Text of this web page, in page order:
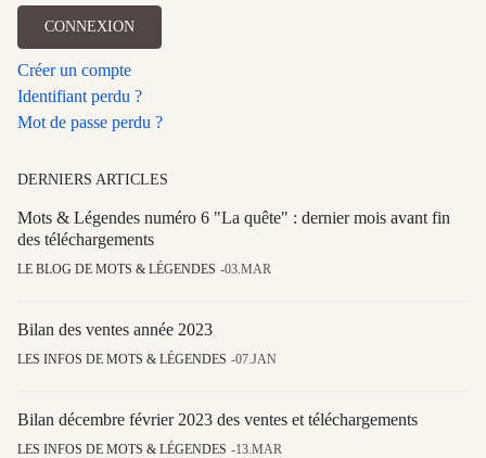
CONNEXION
Créer un compte
Identifiant perdu ?
Mot de passe perdu ?
DERNIERS ARTICLES
Mots & Légendes numéro 6 "La quête" : dernier mois avant fin
des téléchargements
LE BLOG DE MOTS & LÉGENDES 03.MAR
Bilan des ventes année 2023
LES INFOS DE MOTS & LÉGENDES 07.JAN
Bilan décembre février 2023 des ventes et téléchargements
LES INFOS DE MOTS & LÉGENDES 13.MAR